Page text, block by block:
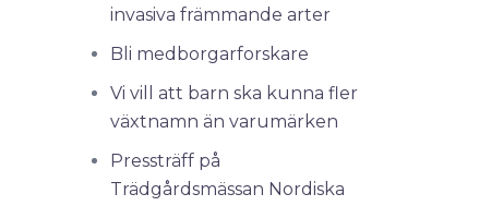
invasiva främmande arter
Bli medborgarforskare
Vi vill att barn ska kunna fler
växtnamn än varumärken
Pressträff på
Trädgårdsmässan Nordiska